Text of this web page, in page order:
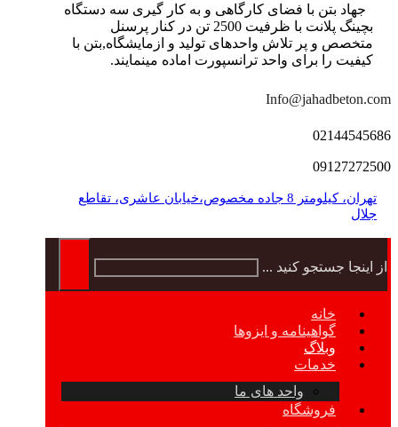
جهاد بتن با فضای کارگاهی و به کار گیری سه دستگاه
بچینگ پلانت با ظرفیت 2500 تن در کنار پرسنل
متخصص و پر تلاش واحدهای تولید و ازمایشگاه,بتن با
کیفیت را برای واحد ترانسپورت اماده مینمایند.
Info@jahadbeton.com
02144545686
09127272500
تهران، کیلومتر 8 جاده مخصوص،خیابان عاشری، تقاطع
جلال
از اینجا جستجو کنید ...
خانه
گواهینامه و ایزوها
وبلاگ
خدمات
واحد های ما
فروشگاه